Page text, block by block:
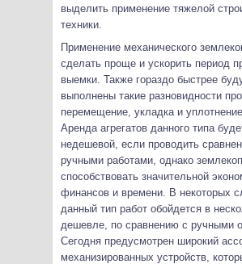
выделить применение тяжелой
техники.
Применение механического
сделать проще и ускорить период
выемки. Также гораздо быстрее
выполнены такие разновидности
перемещение, укладка и
Аренда агрегатов данного типа
недешевой, если проводить
ручными работами, однако
способствовать значительной
финансов и времени. В некоторых
данный тип работ обойдется в
дешевле, по сравнению с ручными
Сегодня предусмотрен широкий
механизированных устройств,